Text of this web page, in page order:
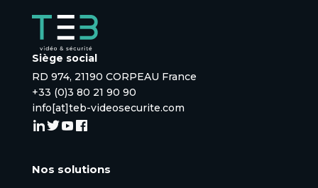
Siège social
RD 974, 21190 CORPEAU France
+33 (0)3 80 21 90 90
info[at]teb-videosecurite.com
Nos solutions